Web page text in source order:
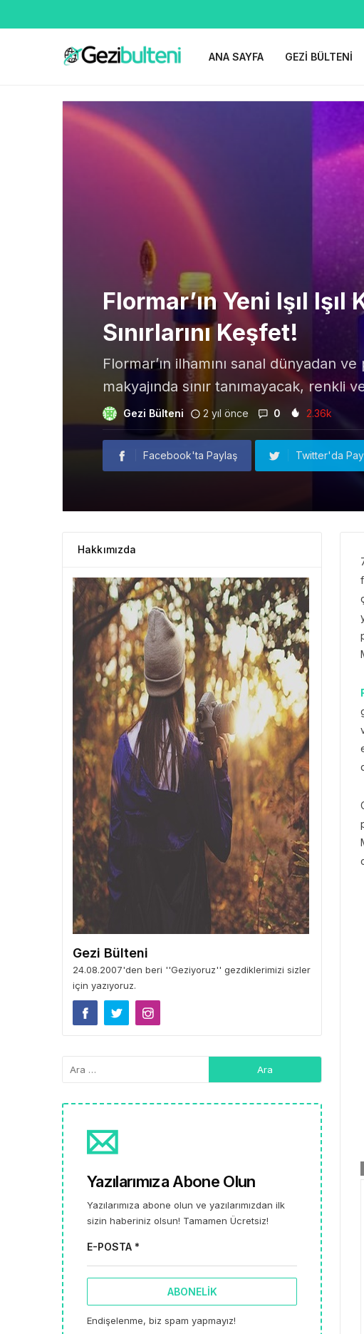
ANA SAYFA GEZI BÜLTENI
Flormar’ın Yeni Işıl
Sınırlarını Keşfet!
Flormar’ın ilhamını sanal dünyadan
makyajında sınır tanımayacak, renkli
Gezi Bülteni 2 yıl önce 0 2.36k
Facebook'ta Paylaş Twitter'da
Hakkımızda
Gezi Bülteni
24.08.2007'den beri ''Geziyoruz'' gezdiklerimizi sizler
için yazıyoruz.
Yazılarımıza Abone Olun
Yazılarımıza abone olun ve yazılarımızdan ilk
sizin haberiniz olsun! Tamamen Ücretsiz!
E-POSTA *
ABONELIK
Endişelenme, biz spam yapmayız!